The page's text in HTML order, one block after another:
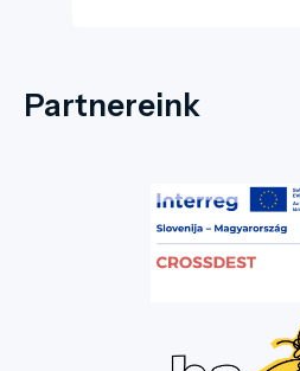
Partnereink